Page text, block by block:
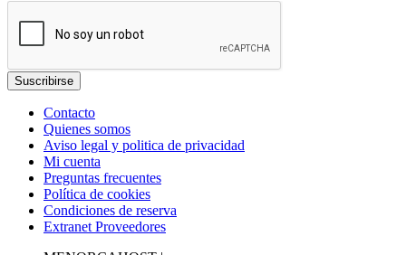
Contacto
Quienes somos
Aviso legal y politica de privacidad
Mi cuenta
Preguntas frecuentes
Política de cookies
Condiciones de reserva
Extranet Proveedores